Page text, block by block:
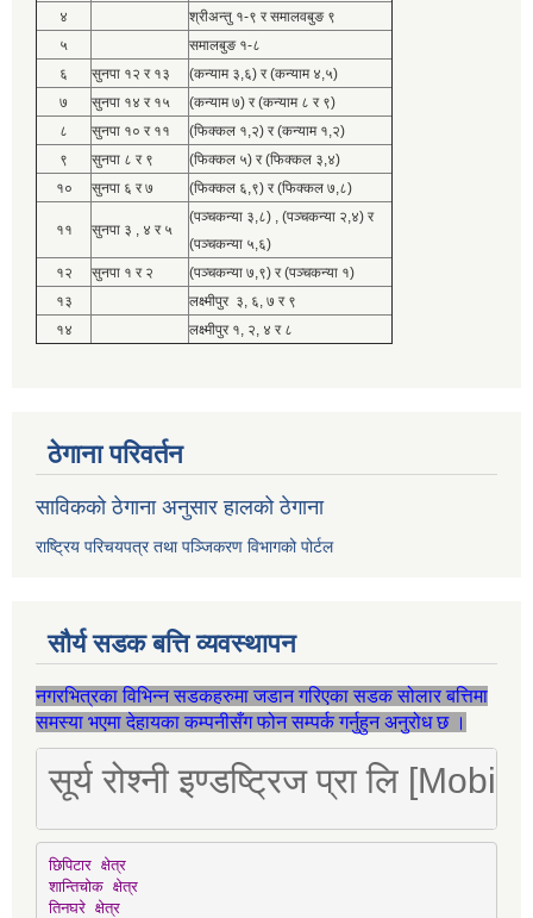
४
श्रीअन्तु १-९ र समालवबुङ ९
५
समालबुङ १-८
६
सुनपा १२ र १३
(कन्याम ३,६) र (कन्याम ४,५)
७
सुनपा १४ र १५
(कन्याम ७) र (कन्याम ८ र ९)
८
सुनपा १० र ११
(फिक्कल १,२) र (कन्याम १,२)
९
सुनपा ८ र ९
(फिक्कल ५) र (फिक्कल ३,४)
१०
सुनपा ६ र ७ (फिक्कल ६,९) र (फिक्कल ७,८)
११ सुनपा ३ , ४ र ५
(पञ्चकन्या ३,८) , (पञ्चकन्या २,४) र
(पञ्चकन्या ५,६)
१२
सुनपा १ र २
(पञ्चकन्या ७,९) र (पञ्चकन्या १)
१३
लक्ष्मीपुर ३, ६, ७ र ९
१४
लक्ष्मीपुर १, २, ४ र ८
ठेगाना परिवर्तन
साविकको ठेगाना अनुसार हालको ठेगाना
राष्ट्रिय परिचयपत्र तथा पञ्जिकरण विभागको पोर्टल
सौर्य सडक बत्ति व्यवस्थापन
नगरभित्रका विभिन्न सडकहरुमा जडान गरिएका सडक सोलार बत्तिमा
समस्या भएमा देहायका कम्पनीसँग फोन सम्पर्क गर्नुहुन अनुरोध छ ।
सूर्य रोश्नी इण्डष्ट्रिज प्रा लि
छिपिटार क्षेत्र
शान्तिचोक क्षेत्र
तिनघरे क्षेत्र